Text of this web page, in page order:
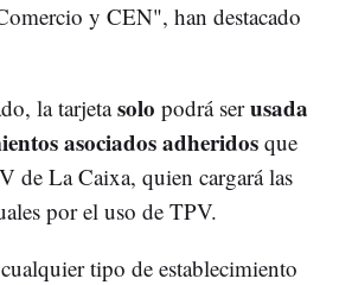
y CEN", han destacado
la tarjetasolo podrá serusada
asociados adheridos que
de La Caixa, quien cargará las
por el uso de TPV.
tipo de establecimiento